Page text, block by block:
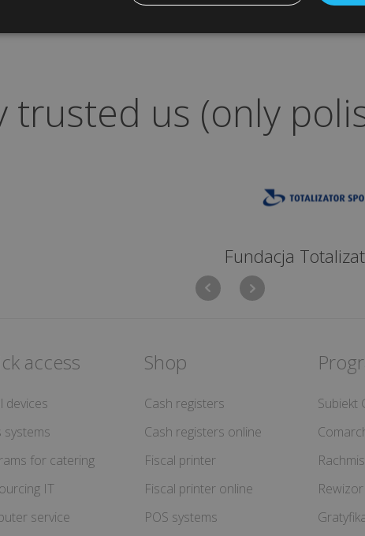
trusted us (only
Fundacja Totalizatora Sportowego
access
devices
systems
for catering
IT
service
Shop
Cash registers
Cash registers online
Fiscal printer
Fiscal printer online
POS systems
Subiekt